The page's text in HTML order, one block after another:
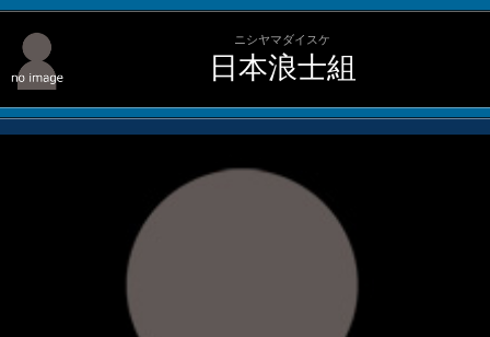
ニシヤマダイスケ
日本浪士組